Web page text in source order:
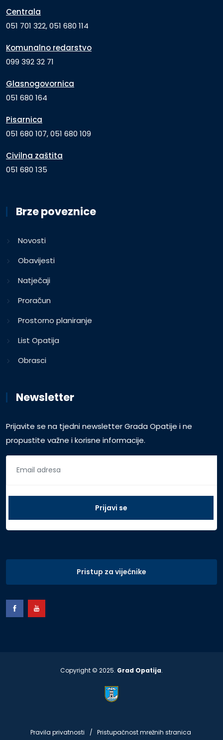
Centrala
051 701 322, 051 680 114
Komunalno redarstvo
099 392 32 71
Glasnogovornica
051 680 164
Pisarnica
051 680 107, 051 680 109
Civilna zaštita
051 680 135
Brze poveznice
Novosti
Obavijesti
Natječaji
Proračun
Prostorno planiranje
List Opatija
Obrasci
Newsletter
Prijavite se na tjedni newsletter Grada Opatije i ne
propustite važne i korisne informacije.
Pristup za vijećnike
Copyright © 2025. Grad Opatija.
Pravila privatnosti Pristupačnost mrežnih stranica